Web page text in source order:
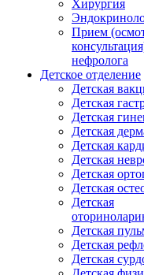
Хирургия
Прием
нефролога
Детское отделение
Детская
Детская
Детская
Детская
Детская
Детская
Детская
Детская
Детская
Детская
Детская
Детская